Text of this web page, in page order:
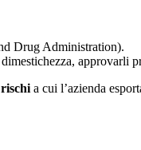
Drug Administration).
approvarli
rischi a cui l’azienda